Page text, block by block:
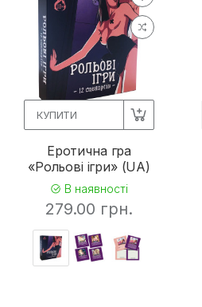
КУПИТИ
Еротична гра
«Рольові ігри» (UA)
В наявності
279.00 грн.